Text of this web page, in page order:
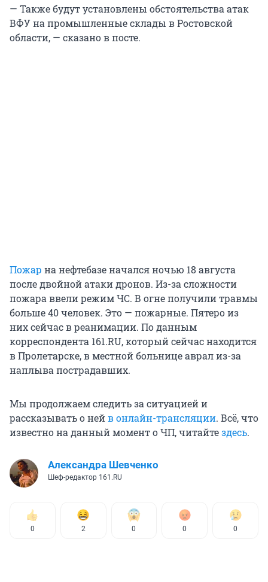
— Также будут установлены обстоятельства атак
ВФУ на промышленные склады в Ростовской
области, — сказано в посте.
Пожар на нефтебазе начался ночью 18 августа
после двойной атаки дронов. Из-за сложности
пожара ввели режим ЧС. В огне получили травмы
больше 40 человек. Это — пожарные. Пятеро из
них сейчас в реанимации. По данным
корреспондента 161.RU, который сейчас находится
в Пролетарске, в местной больнице аврал из-за
наплыва пострадавших.
Мы продолжаем следить за ситуацией и
рассказывать о нейв онлайн-трансляции. Всё, что
известно на данный момент о ЧП, читайтездесь.
Александра Шевченко
Шеф-редактор 161.RU
0 2 0 0 0